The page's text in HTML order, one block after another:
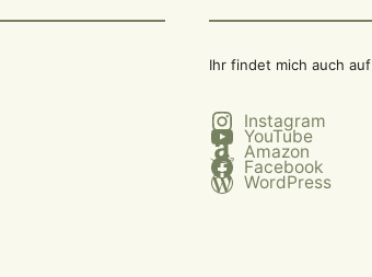
Ihr findet mich auch auf
Instagram
YouTube
Amazon
Facebook
WordPress